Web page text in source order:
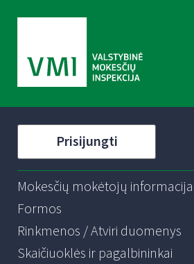
Prisijungti
Mokesčių mokėtojų informacija
Formos
Rinkmenos / Atviri duomenys
Skaičiuoklės ir pagalbininkai